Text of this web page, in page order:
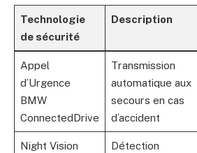
Technologie
de sécurité
Description
Appel
d’Urgence
BMW
ConnectedDrive
Transmission
automatique aux
secours en cas
d’accident
Night Vision
Détection